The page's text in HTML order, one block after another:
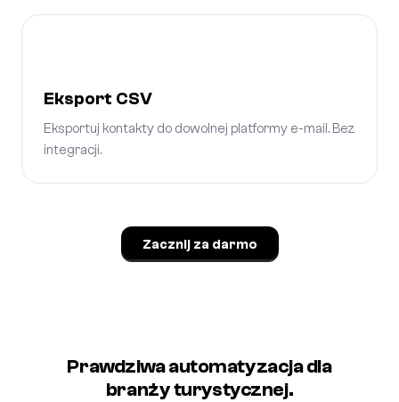
Eksport CSV
Eksportuj kontakty do dowolnej platformy e-mail. Bez
integracji.
Zacznij za darmo
Prawdziwa automatyzacja dla
branży turystycznej.